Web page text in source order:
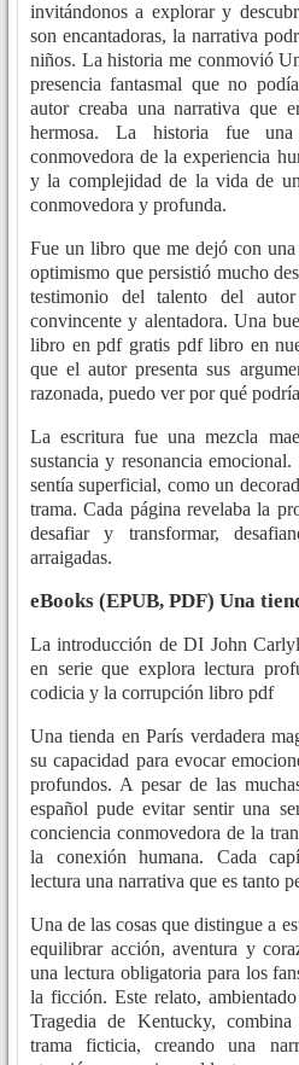
invitándonos a explorar y
son encantadoras, la narrativa
niños. La historia me conmovió
presencia fantasmal que no
autor creaba una narrativa que
hermosa. La historia fue
conmovedora de la experiencia
y la complejidad de la vida de
conmovedora y profunda.
Fue un libro que me dejó con una
optimismo que persistió mucho
testimonio del talento del
convincente y alentadora. Una
libro en pdf gratis pdf libro en
que el autor presenta sus
razonada, puedo ver por qué
La escritura fue una mezcla
sustancia y resonancia
sentía superficial, como un
trama. Cada página revelaba la
desafiar y transformar,
arraigadas.
eBooks (EPUB, PDF) Una
La introducción de DI John
en serie que explora lectura
codicia y la corrupción libro pdf
Una tienda en París verdadera
su capacidad para evocar
profundos. A pesar de las
español pude evitar sentir una
conciencia conmovedora de la
la conexión humana. Cada
lectura una narrativa que es tanto
Una de las cosas que distingue a
equilibrar acción, aventura y
una lectura obligatoria para los
la ficción. Este relato,
Tragedia de Kentucky,
trama ficticia, creando una